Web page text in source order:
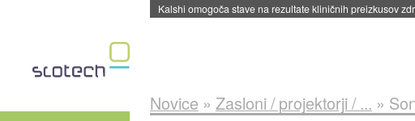
Sandisk že prodal več kot polovico SSD-jev za naslednji
Novice » Zasloni / projektorji / ... »